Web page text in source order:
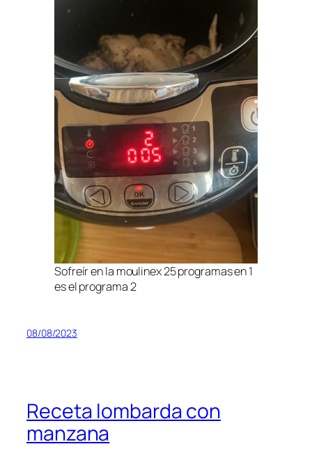
Sofreír en la moulinex 25 programas en 1
es el programa 2
08/08/2023
Receta lombarda con
manzana